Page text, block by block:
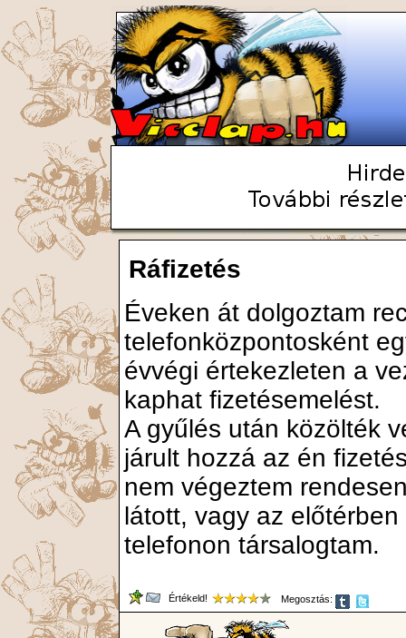
Ráfizetés
Éveken át dolgoztam
telefonközpontosként
évvégi értekezleten a
kaphat fizetésemelést.
A gyűlés után közölték
járult hozzá az én
nem végeztem
látott, vagy az
telefonon társalogtam.
Értékeld! Megosztás: